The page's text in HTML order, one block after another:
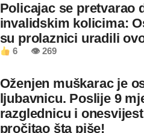
Policajac se pretvarao
invalidskim kolicima:
su prolaznici uradili
6 👁 269
Oženjen muškarac je
ljubavnicu. Poslije 9
razglednicu i
pročitao šta piše!